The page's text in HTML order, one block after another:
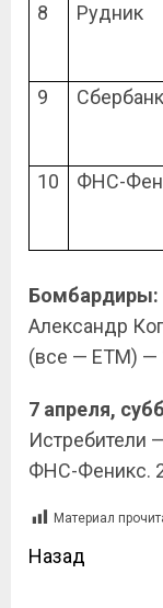
8 Рудник
9 Сбербанк
10 ФНС-
Бомбардиры:
Александр
(все — ЕТМ) —
7 апреля,
Истребители
ФНС-Феникс.
Материал
Назад